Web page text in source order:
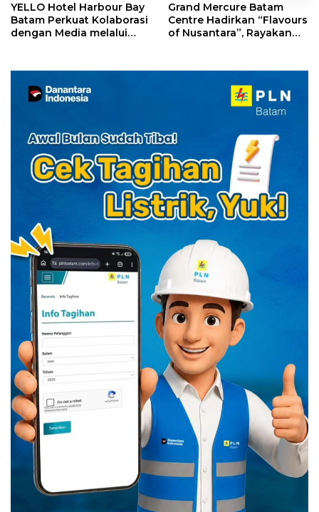
YELLO Hotel Harbour Bay
Batam Perkuat Kolaborasi
dengan Media melalui
Grand Mercure Batam
Centre Hadirkan “Flavours
of Nusantara”, Rayakan